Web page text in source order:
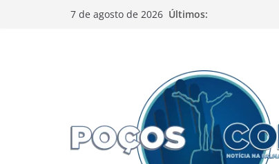
7 de agosto de 2026 Últimos: